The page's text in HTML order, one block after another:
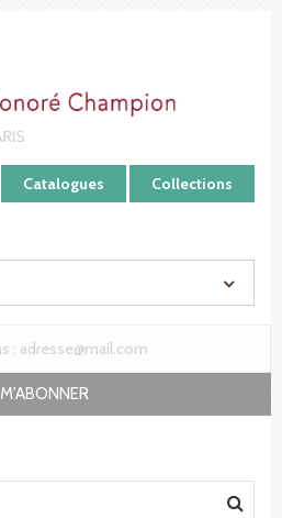
Catalogues Collections
M'ABONNER